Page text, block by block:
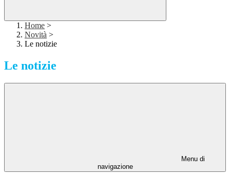
Home >
Novità >
Le notizie
Le notizie
Menu di
navigazione